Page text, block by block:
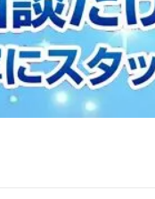
コーナーに掲載いただきまし…